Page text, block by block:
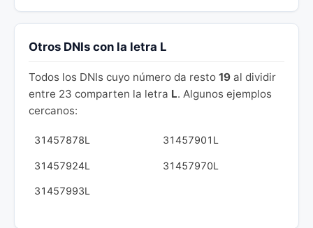
Otros DNIs con la letra L
Todos los DNIs cuyo número da resto 19 al dividir
entre 23 comparten la letra L. Algunos ejemplos
cercanos:
31457878L 31457901L
31457924L 31457970L
31457993L